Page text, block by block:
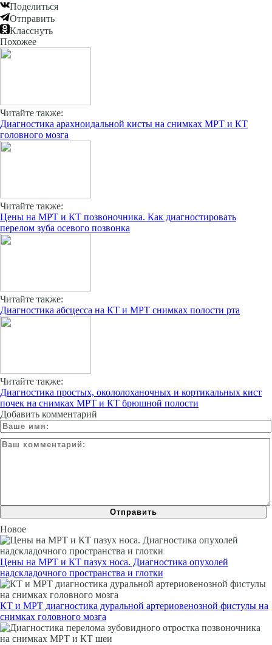
Поделиться
Отправить
Класснуть
Похожее
Читайте также:
Диагностика арахноидальной кисты на снимках МРТ и КТ
головного мозга
Читайте также:
Цены на МРТ и КТ позвоночника. Как диагностировать
перелом зуба осевого позвонка
Читайте также:
Диагностика абсцесса на КТ и МРТ снимках полости рта
Читайте также:
Диагностика простых, окололоханочных и кортикальных кист
почек на снимках МРТ и КТ брюшной полости
Добавить комментарий
Новое
Цены на МРТ и КТ пазух носа. Диагностика опухолей
надскладочного пространства и глотки
КТ и МРТ диагностика дуральной артериовенозной фистулы на
снимках головного мозга